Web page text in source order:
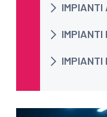
IMPIANTI
IMPIANTI
IMPIANTI